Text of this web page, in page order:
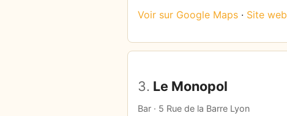
Voir sur Google Maps · Site web
3. Le Monopol
Bar · 5 Rue de la Barre Lyon